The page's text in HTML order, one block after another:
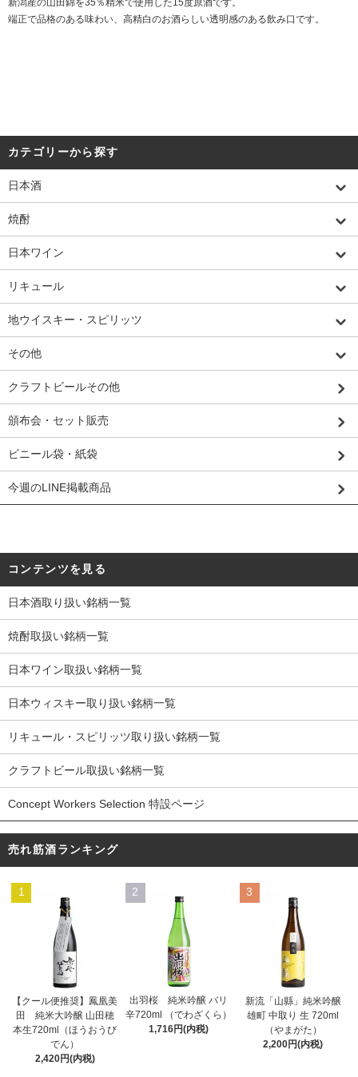
端正で品格のある味わい、高精白のお酒らしい透明感のある飲み口です。
カテゴリーから探す
日本酒
焼酎
日本ワイン
リキュール
地ウイスキー・スピリッツ
その他
クラフトビールその他
頒布会・セット販売
ビニール袋・紙袋
今週のLINE掲載商品
コンテンツを見る
日本酒取り扱い銘柄一覧
焼酎取扱い銘柄一覧
日本ワイン取扱い銘柄一覧
日本ウィスキー取り扱い銘柄一覧
リキュール・スピリッツ取り扱い銘柄一覧
クラフトビール取扱い銘柄一覧
Concept Workers Selection 特設ページ
売れ筋酒ランキング
1
【クール便推奨】鳳凰美
田 純米大吟醸 山田穂
本生720ml（ほうおうび
でん）
2,420円(内税)
2
出羽桜 純米吟醸 バリ
辛720ml （でわざくら）
1,716円(内税)
3
新流「山縣」純米吟醸
雄町 中取り 生 720ml
（やまがた）
2,200円(内税)